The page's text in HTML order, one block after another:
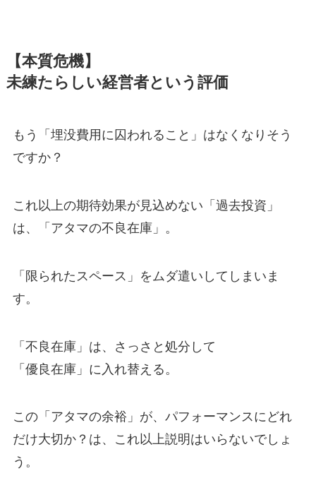
【本質危機】
未練たらしい経営者という評価
もう「埋没費用に囚われること」はなくなりそう
ですか？
これ以上の期待効果が見込めない「過去投資」
は、「アタマの不良在庫」。
「限られたスペース」をムダ遣いしてしまいま
す。
「不良在庫」は、さっさと処分して
「優良在庫」に入れ替える。
この「アタマの余裕」が、パフォーマンスにどれ
だけ大切か？は、これ以上説明はいらないでしょ
う。